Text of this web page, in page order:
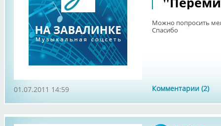
Можно попросить
Спасибо
Комментарии (2)
01.07.2011 14:59